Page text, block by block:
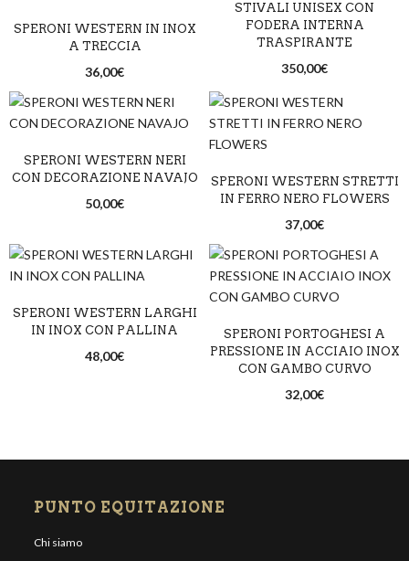
SPERONI WESTERN IN INOX
A TRECCIA
36,00€
41
42 43 44
45
47
STIVALI UNISEX CON
FODERA INTERNA
TRASPIRANTE
350,00€
SPERONI WESTERN NERI
CON DECORAZIONE NAVAJO
50,00€
SPERONI WESTERN STRETTI
IN FERRO NERO FLOWERS
37,00€
SPERONI WESTERN LARGHI
IN INOX CON PALLINA
48,00€
SPERONI PORTOGHESI A
PRESSIONE IN ACCIAIO INOX
CON GAMBO CURVO
32,00€
PUNTO EQUITAZIONE
Chi siamo